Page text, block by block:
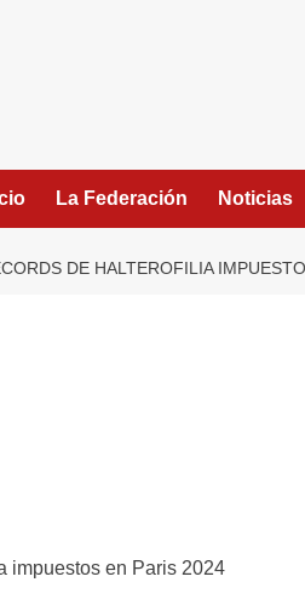
La Federación Noticias
DE HALTEROFILIA
impuestos en Paris 2024